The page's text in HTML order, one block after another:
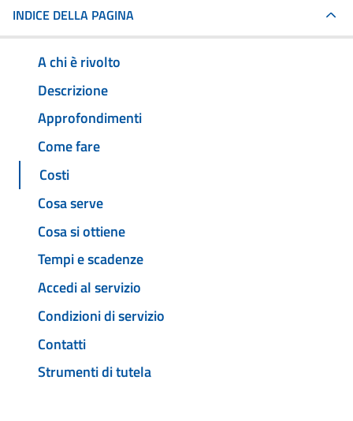
INDICE DELLA PAGINA
A chi è rivolto
Descrizione
Approfondimenti
Come fare
Costi
Cosa serve
Cosa si ottiene
Tempi e scadenze
Accedi al servizio
Condizioni di servizio
Contatti
Strumenti di tutela